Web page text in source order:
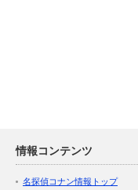
情報コンテンツ
名探偵コナン情報トップ